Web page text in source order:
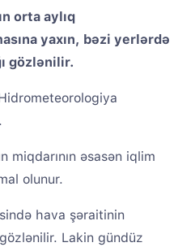
orta aylıq
yaxın, bəzi yerlərdə
gözlənilir.
miqdarının əsasən iqlim
olunur.
hava şəraitinin
Lakin gündüz